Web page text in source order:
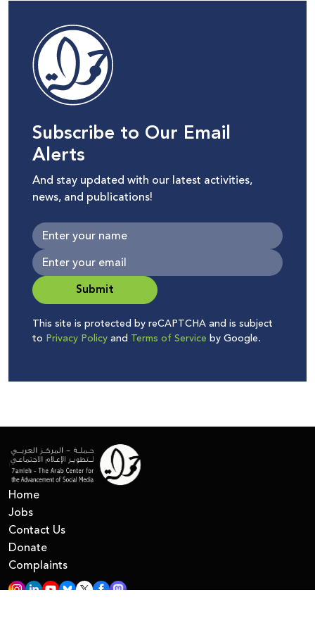
Subscribe to Our Email
Alerts
And stay updated with our latest activities,
news, and publications!
Submit
This site is protected by reCAPTCHA and is subject
to Privacy Policyand Terms of Service by Google.
Home
Jobs
Contact Us
Donate
Complaints